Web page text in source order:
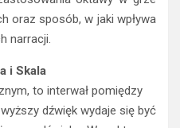
narracji.
i Skala
dźwięk wydaje się być
dźwięku. W praktyce,
zostanie podniesiony